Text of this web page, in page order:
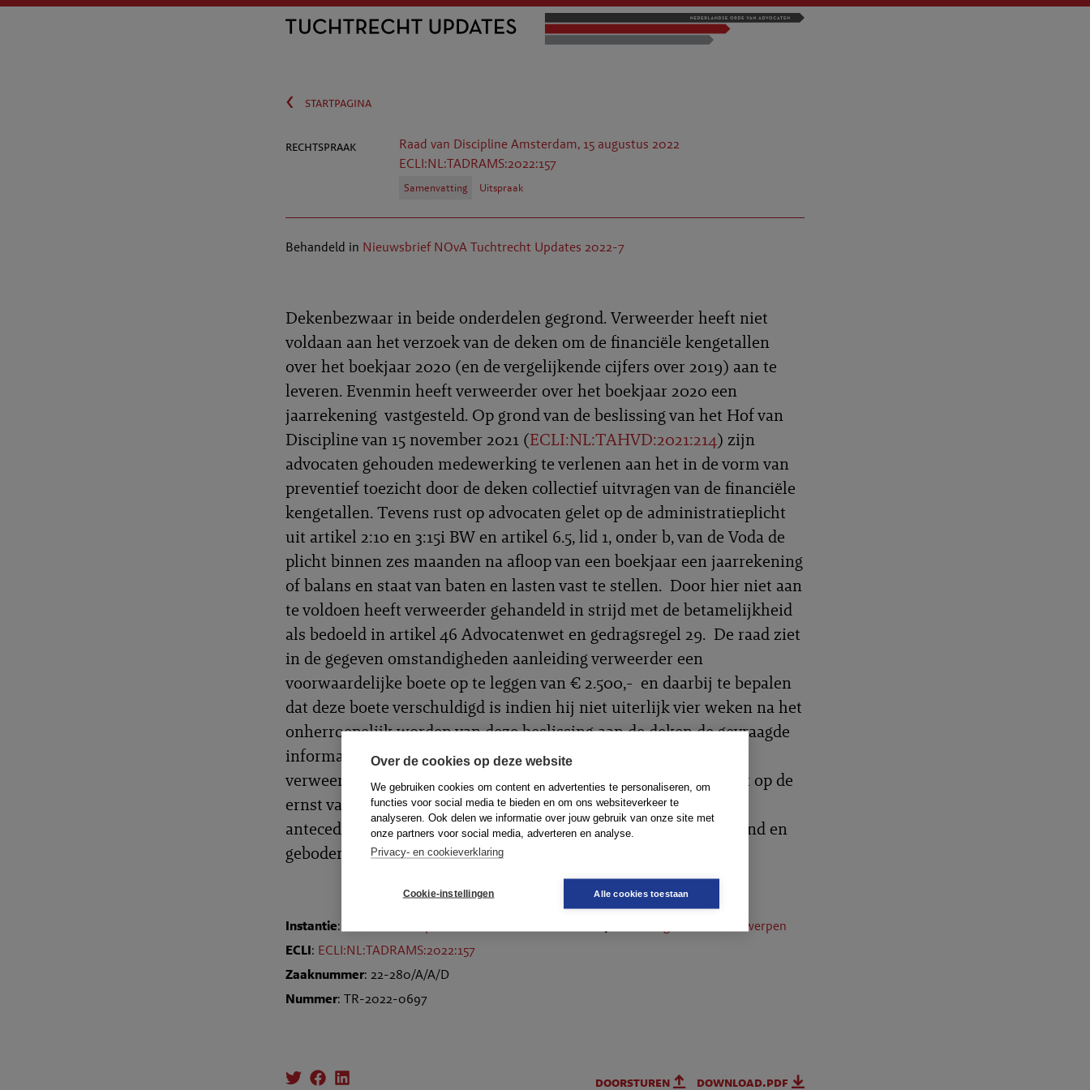
Over de cookies op deze website
We gebruiken cookies om content en advertenties te personaliseren, om
functies voor social media te bieden en om ons websiteverkeer te
analyseren. Ook delen we informatie over jouw gebruik van onze site met
onze partners voor social media, adverteren en analyse.
Privacy- en cookieverklaring
Cookie-instellingen Alle cookies toestaan
‹ startpagina
rechtspraak
Raad van Discipline Amsterdam, 15 augustus 2022
ECLI:NL:TADRAMS:2022:157
Samenvatting Uitspraak
Behandeld in Nieuwsbrief NOvA Tuchtrecht Updates 2022-7
Dekenbezwaar in beide onderdelen gegrond. Verweerder heeft niet
voldaan aan het verzoek van de deken om de financiële kengetallen
over het boekjaar 2020 (en de vergelijkende cijfers over 2019) aan te
leveren. Evenmin heeft verweerder over het boekjaar 2020 een
jaarrekening vastgesteld. Op grond van de beslissing van het Hof van
Discipline van 15 november 2021 (ECLI:NL:TAHVD:2021:214) zijn
advocaten gehouden medewerking te verlenen aan het in de vorm van
preventief toezicht door de deken collectief uitvragen van de financiële
kengetallen. Tevens rust op advocaten gelet op de administratieplicht
uit artikel 2:10 en 3:15i BW en artikel 6.5, lid 1, onder b, van de Voda de
plicht binnen zes maanden na afloop van een boekjaar een jaarrekening
of balans en staat van baten en lasten vast te stellen. Door hier niet aan
te voldoen heeft verweerder gehandeld in strijd met de betamelijkheid
als bedoeld in artikel 46 Advocatenwet en gedragsregel 29. De raad ziet
in de gegeven omstandigheden aanleiding verweerder een
voorwaardelijke boete op te leggen van € 2.500,- en daarbij te bepalen
dat deze boete verschuldigd is indien hij niet uiterlijk vier weken na het
onherroepelijk worden van deze beslissing aan de deken de gevraagde
informatie heeft verstrekt. Daarnaast ziet de raad aanleiding
verweerder een onvoorwaardelijke maatregel op te leggen. Gelet op de
ernst van de aan verweerder gemaakte verwijten en zijn
antecedentenlijst, acht de raad de maatregel van berisping passend en
geboden.
Instantie:
ECLI: ECLI:NL:TADRAMS:2022:157
Zaaknummer: 22-280/A/A/D
Nummer: TR-2022-0697
1.1. Algemene onderwerpen
doorsturen download.pdf